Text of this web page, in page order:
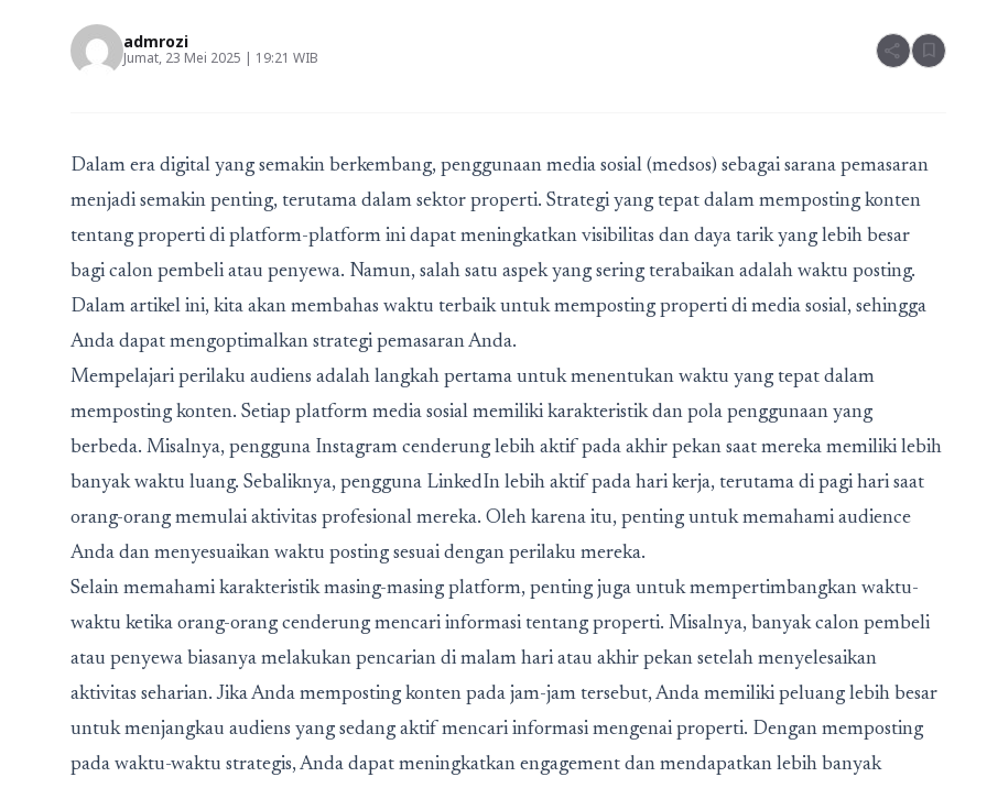
admrozi
Jumat, 23 Mei 2025 | 19:21 WIB share bookmark
Dalam era digital yang semakin berkembang, penggunaan media sosial (medsos) sebagai sarana pemasaran
menjadi semakin penting, terutama dalam sektor properti. Strategi yang tepat dalam memposting konten
tentang properti di platform-platform ini dapat meningkatkan visibilitas dan daya tarik yang lebih besar
bagi calon pembeli atau penyewa. Namun, salah satu aspek yang sering terabaikan adalah waktu posting.
Dalam artikel ini, kita akan membahas waktu terbaik untuk memposting properti di media sosial, sehingga
Anda dapat mengoptimalkan strategi pemasaran Anda.
Mempelajari perilaku audiens adalah langkah pertama untuk menentukan waktu yang tepat dalam
memposting konten. Setiap platform media sosial memiliki karakteristik dan pola penggunaan yang
berbeda. Misalnya, pengguna Instagram cenderung lebih aktif pada akhir pekan saat mereka memiliki lebih
banyak waktu luang. Sebaliknya, pengguna LinkedIn lebih aktif pada hari kerja, terutama di pagi hari saat
orang-orang memulai aktivitas profesional mereka. Oleh karena itu, penting untuk memahami audience
Anda dan menyesuaikan waktu posting sesuai dengan perilaku mereka.
Selain memahami karakteristik masing-masing platform, penting juga untuk mempertimbangkan waktu-
waktu ketika orang-orang cenderung mencari informasi tentang properti. Misalnya, banyak calon pembeli
atau penyewa biasanya melakukan pencarian di malam hari atau akhir pekan setelah menyelesaikan
aktivitas seharian. Jika Anda memposting konten pada jam-jam tersebut, Anda memiliki peluang lebih besar
untuk menjangkau audiens yang sedang aktif mencari informasi mengenai properti. Dengan memposting
pada waktu-waktu strategis, Anda dapat meningkatkan engagement dan mendapatkan lebih banyak